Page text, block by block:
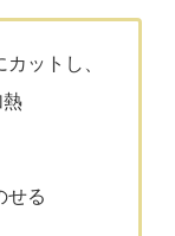
ットし、
熱
せる